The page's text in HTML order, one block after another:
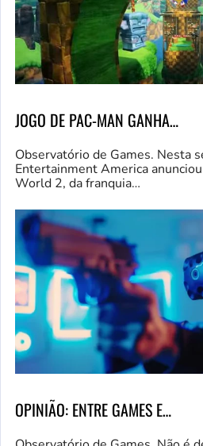
JOGO DE PAC-MAN GANHA…
Observatório de Games. Nesta
Entertainment America
World 2, da franquia…
OPINIÃO: ENTRE GAMES E…